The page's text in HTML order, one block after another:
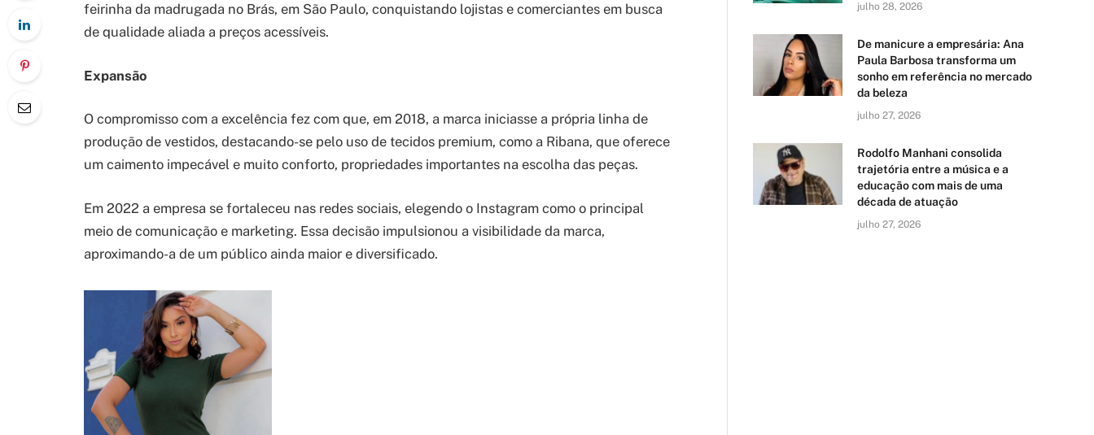
feirinha da madrugada no Brás, em São Paulo, conquistando lojistas e comerciantes em busca
de qualidade aliada a preços acessíveis.
Expansão
O compromisso com a excelência fez com que, em 2018, a marca iniciasse a própria linha de
produção de vestidos, destacando-se pelo uso de tecidos premium, como a Ribana, que oferece
um caimento impecável e muito conforto, propriedades importantes na escolha das peças.
Em 2022 a empresa se fortaleceu nas redes sociais, elegendo o Instagram como o principal
meio de comunicação e marketing. Essa decisão impulsionou a visibilidade da marca,
aproximando-a de um público ainda maior e diversificado.
julho 28, 2026
De manicure a empresária: Ana
Paula Barbosa transforma um
sonho em referência no mercado
da beleza
julho 27, 2026
Rodolfo Manhani consolida
trajetória entre a música e a
educação com mais de uma
década de atuação
julho 27, 2026